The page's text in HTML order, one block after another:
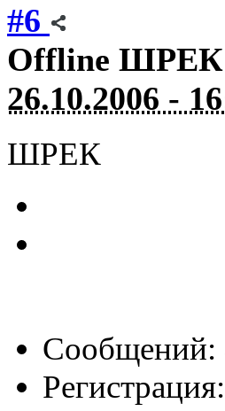
#6
Offline ШРЕК
26.10.2006 -
ШРЕК
Сообщений: